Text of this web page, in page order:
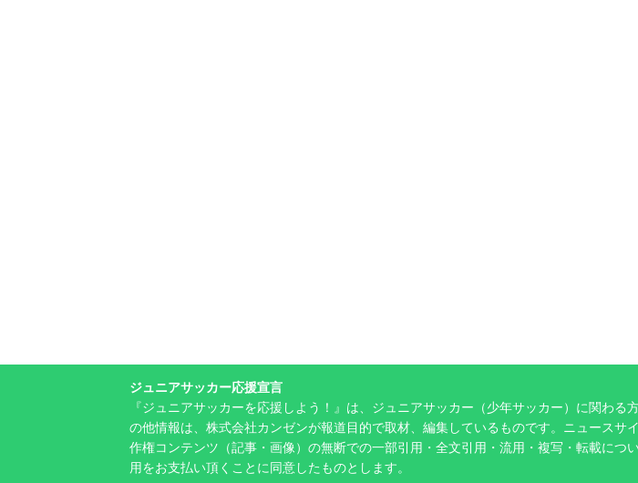
ジュニアサッカー応援宣言
『ジュニアサッカーを応援しよう！』は、ジュニアサッカー（少年サッカー）に関わ
の他情報は、株式会社カンゼンが報道目的で取材、編集しているものです。ニュース
作権コンテンツ（記事・画像）の無断での一部引用・全文引用・流用・複写・転載に
用をお支払い頂くことに同意したものとします。